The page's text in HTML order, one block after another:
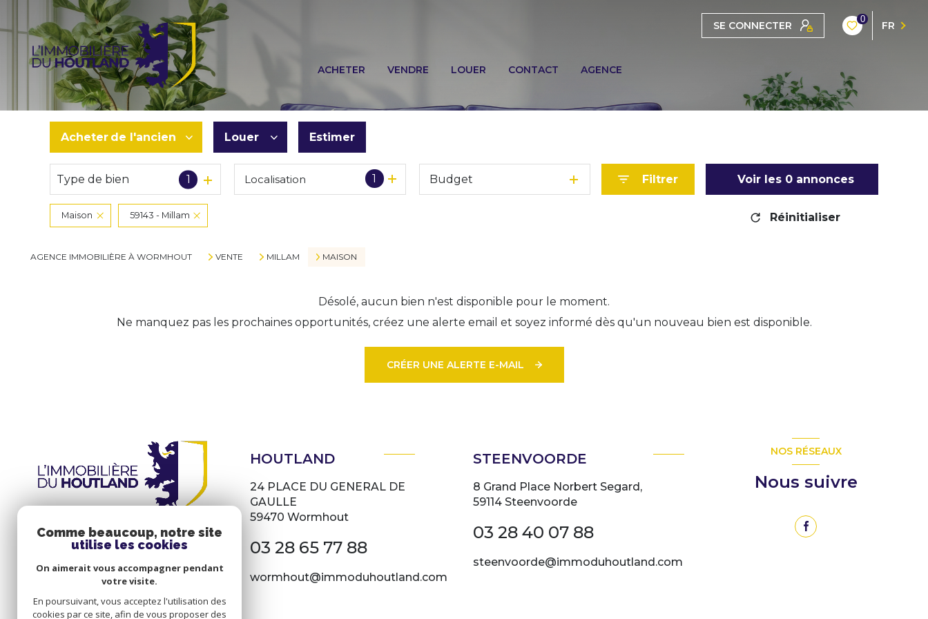
SE CONNECTER
0
FR
ACHETER VENDRE LOUER CONTACT AGENCE
Acheter de l'ancien
De l'ancien
De l'immo pro
Louer
à l'année
Estimer
Type de bien 1 1
Localisation Budget Filtrer Voir les 0annonces
Maison 59143 - Millam Réinitialiser
AGENCE IMMOBILIÈRE À WORMHOUT VENTE MILLAM MAISON
Désolé, aucun bien n'est disponible pour le moment.
Ne manquez pas les prochaines opportunités, créez une alerte email et soyez informé dès qu'un nouveau bien est disponible.
CRÉER UNE ALERTE E-MAIL
HOUTLAND
24 PLACE DU GENERAL DE
GAULLE
59470 Wormhout
03 28 65 77 88
wormhout@immoduhoutland.com
STEENVOORDE
8 Grand Place Norbert Segard,
59114 Steenvoorde
03 28 40 07 88
steenvoorde@immoduhoutland.com
NOS RÉSEAUX
Nous suivre
Comme beaucoup, notre site
utilise les cookies
On aimerait vous accompagner pendant
votre visite.
En poursuivant, vous acceptez l'utilisation des
cookies par ce site, afin de vous proposer des